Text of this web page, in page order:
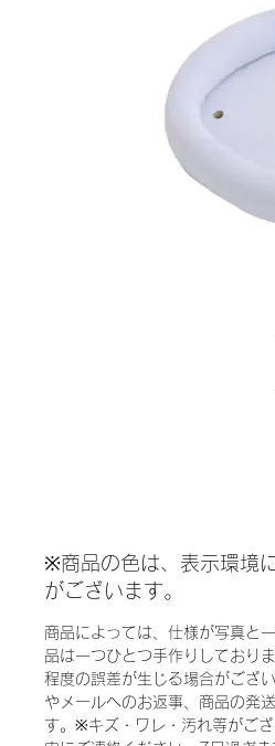
※商品の色は、表示環境
がございます。
商品によっては、仕様が写真と
品は一つひとつ手作りしており
程度の誤差が生じる場合がござ
やメールへのお返事、商品の発
す。※キズ・ワレ・汚れ等がご